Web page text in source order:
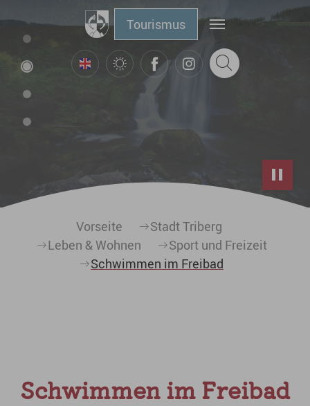
Zum Hauptinhalt springen
Tourismus
Vorseite
Stadt Triberg
Leben & Wohnen
Sport und Freizeit
Schwimmen im Freibad
Schwimmen im Freibad